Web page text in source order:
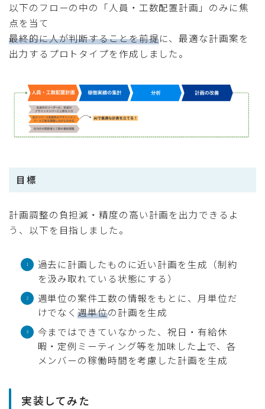
以下のフローの中の「人員・工数配置計画」のみに焦
点を当て
最終的に人が判断することを前提に、最適な計画案を
出力するプロトタイプを作成しました。
目標
計画調整の負担減・精度の高い計画を出力できるよ
う、以下を目指しました。
過去に計画したものに近い計画を生成（制約
を汲み取れている状態にする）
週単位の案件工数の情報をもとに、月単位だ
けでなく週単位の計画を生成
今まではできていなかった、祝日・有給休
暇・定例ミーティング等を加味した上で、各
メンバーの稼働時間を考慮した計画を生成
実装してみた